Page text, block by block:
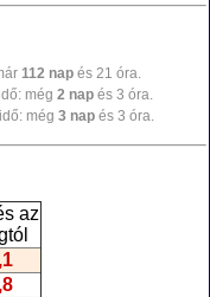
112 nap és 21 óra.
még 2 nap és 3 óra.
még 3 nap és 3 óra.
az